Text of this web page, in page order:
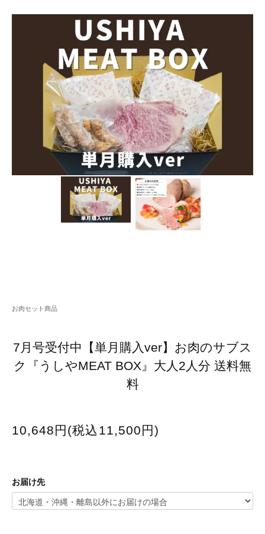
お肉セット商品
7月号受付中【単月購入ver】お肉のサブス
ク『うしやMEAT BOX』大人2人分 送料無
料
10,648円(税込11,500円)
お届け先